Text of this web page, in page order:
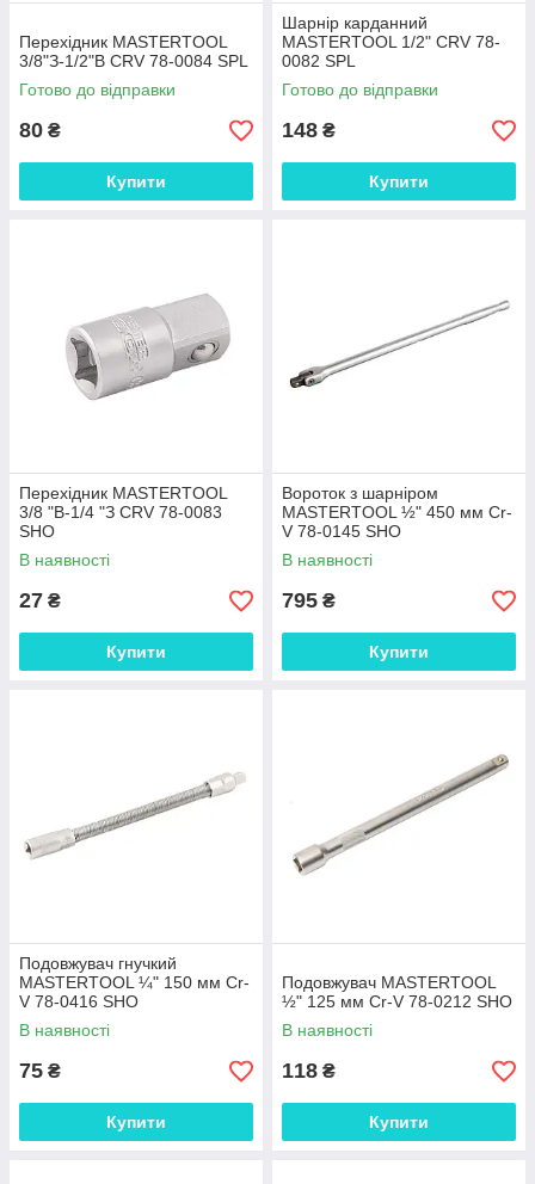
Перехідник MASTERTOOL
3/8"З-1/2"В CRV 78-0084 SPL
Готово до відправки
80 ₴
Купити
Шарнір карданний
MASTERTOOL 1/2" CRV 78-
0082 SPL
Готово до відправки
148 ₴
Купити
Перехідник MASTERTOOL
3/8 "В-1/4 "З CRV 78-0083
SHO
В наявності
27 ₴
Купити
Вороток з шарніром
MASTERTOOL ½" 450 мм Cr-
V 78-0145 SHO
В наявності
795 ₴
Купити
Подовжувач гнучкий
MASTERTOOL ¼" 150 мм Cr-
V 78-0416 SHO
В наявності
75 ₴
Купити
Подовжувач MASTERTOOL
½" 125 мм Cr-V 78-0212 SHO
В наявності
118 ₴
Купити